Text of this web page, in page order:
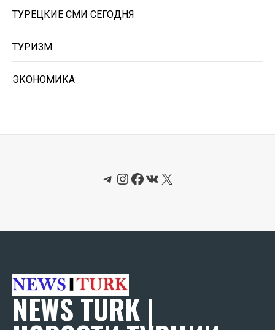
ТУРЕЦКИЕ СМИ СЕГОДНЯ
ТУРИЗМ
ЭКОНОМИКА
Telegram
Instagram
Facebook
ВКонтакте
X
NEWS TURK |